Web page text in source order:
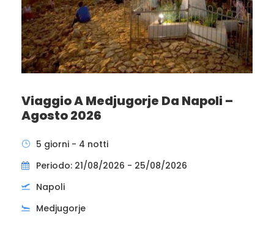
Viaggio A Medjugorje Da Napoli –
Agosto 2026
5 giorni - 4 notti
Periodo: 21/08/2026 - 25/08/2026
Napoli
Medjugorje